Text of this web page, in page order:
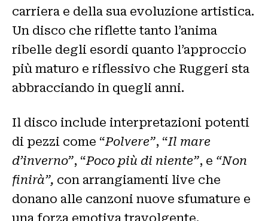
carriera e della sua evoluzione artistica.
Un disco che riflette tanto l’anima
ribelle degli esordi quanto l’approccio
più maturo e riflessivo che Ruggeri sta
abbracciando in quegli anni.
Il disco include interpretazioni potenti
di pezzi come “Polvere”, “Il mare
d’inverno”, “Poco più di niente”, e “Non
finirà”, con arrangiamenti live che
donano alle canzoni nuove sfumature e
una forza emotiva travolgente.